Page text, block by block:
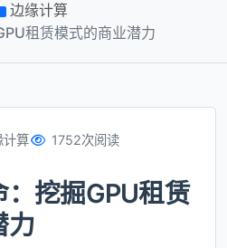
边缘计算
租赁模式的商业潜力
计算 1752次阅读
挖掘GPU租赁
力